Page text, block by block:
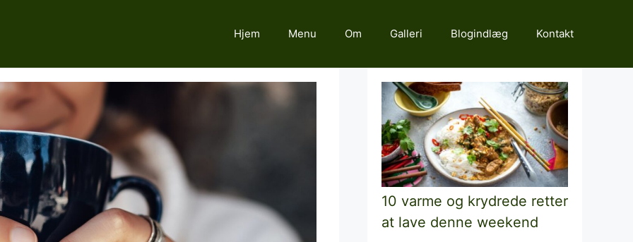
Hjem Menu Om Galleri Blogindlæg Kontakt
10 varme og krydrede retter
at lave denne weekend